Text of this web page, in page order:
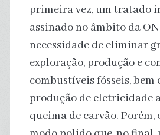
primeira vez, um tratado
assinado no âmbito da
necessidade de eliminar
exploração, produção e
combustíveis fósseis, bem
produção de eletricidade
queima de carvão. Porém,